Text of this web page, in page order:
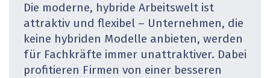
Die moderne, hybride Arbeitswelt ist
attraktiv und flexibel – Unternehmen, die
keine hybriden Modelle anbieten, werden
für Fachkräfte immer unattraktiver. Dabei
profitieren Firmen von einer besseren